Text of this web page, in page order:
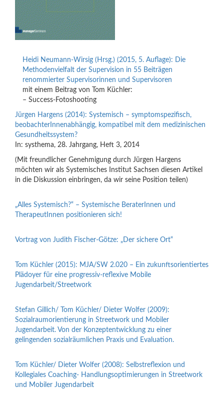
Heidi Neumann-Wirsig (Hrsg.) (2015, 5. Auflage): Die
Methodenvielfalt der Supervision in 55 Beiträgen
renommierter Supervisorinnen und Supervisoren
mit einem Beitrag von Tom Küchler:
– Success-Fotoshooting
Jürgen Hargens (2014): Systemisch – symptomspezifisch,
beobachterInnenabhängig, kompatibel mit dem medizinischen
Gesundheitssystem?
In: systhema, 28. Jahrgang, Heft 3, 2014
(Mit freundlicher Genehmigung durch Jürgen Hargens
möchten wir als Systemisches Institut Sachsen diesen Artikel
in die Diskussion einbringen, da wir seine Position teilen)
„Alles Systemisch?“ – Systemische BeraterInnen und
TherapeutInnen positionieren sich!
Vortrag von Judith Fischer-Götze: „Der sichere Ort“
Tom Küchler (2015): MJA/SW 2.020 – Ein zukunftsorientiertes
Plädoyer für eine progressiv-reflexive Mobile
Jugendarbeit/Streetwork
Stefan Gillich/ Tom Küchler/ Dieter Wolfer (2009):
Sozialraumorientierung in Streetwork und Mobiler
Jugendarbeit. Von der Konzeptentwicklung zu einer
gelingenden sozialräumlichen Praxis und Evaluation.
Tom Küchler/ Dieter Wolfer (2008): Selbstreflexion und
Kollegiales Coaching- Handlungsoptimierungen in Streetwork
und Mobiler Jugendarbeit